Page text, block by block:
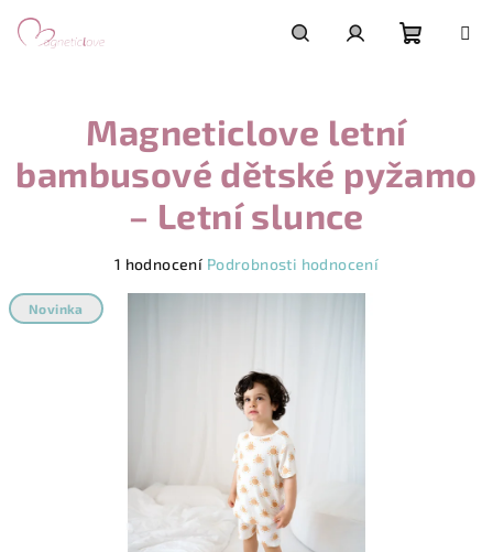
Magneticlove letní
bambusové dětské pyžamo
– Letní slunce
produktu
je
1 hodnocení Podrobnosti hodnocení
Novinka